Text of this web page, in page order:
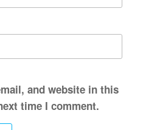
and website in this
time I comment.